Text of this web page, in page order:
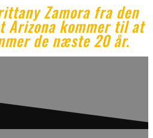
Zamora fra den
Arizona kommer til at
de næste 20 år.